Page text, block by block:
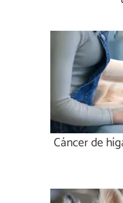
Cáncer de